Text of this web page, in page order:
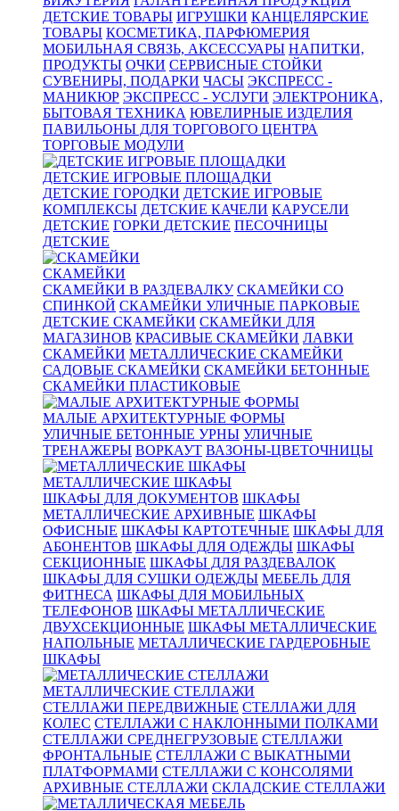
ДЕТСКИЕ ТОВАРЫ ИГРУШКИ КАНЦЕЛЯРСКИЕ
ТОВАРЫ КОСМЕТИКА, ПАРФЮМЕРИЯ
МОБИЛЬНАЯ СВЯЗЬ, АКСЕССУАРЫ НАПИТКИ,
ПРОДУКТЫ ОЧКИ СЕРВИСНЫЕ СТОЙКИ
СУВЕНИРЫ, ПОДАРКИ ЧАСЫ ЭКСПРЕСС -
МАНИКЮР ЭКСПРЕСС - УСЛУГИ ЭЛЕКТРОНИКА,
БЫТОВАЯ ТЕХНИКА ЮВЕЛИРНЫЕ ИЗДЕЛИЯ
ПАВИЛЬОНЫ ДЛЯ ТОРГОВОГО ЦЕНТРА
ТОРГОВЫЕ МОДУЛИ
ДЕТСКИЕ ИГРОВЫЕ ПЛОЩАДКИ
ДЕТСКИЕ ГОРОДКИ ДЕТСКИЕ ИГРОВЫЕ
КОМПЛЕКСЫ ДЕТСКИЕ КАЧЕЛИ КАРУСЕЛИ
ДЕТСКИЕ ГОРКИ ДЕТСКИЕ ПЕСОЧНИЦЫ
ДЕТСКИЕ
СКАМЕЙКИ
СКАМЕЙКИ В РАЗДЕВАЛКУ СКАМЕЙКИ СО
СПИНКОЙ СКАМЕЙКИ УЛИЧНЫЕ ПАРКОВЫЕ
ДЕТСКИЕ СКАМЕЙКИ СКАМЕЙКИ ДЛЯ
МАГАЗИНОВ КРАСИВЫЕ СКАМЕЙКИ ЛАВКИ
СКАМЕЙКИ МЕТАЛЛИЧЕСКИЕ СКАМЕЙКИ
САДОВЫЕ СКАМЕЙКИ СКАМЕЙКИ БЕТОННЫЕ
СКАМЕЙКИ ПЛАСТИКОВЫЕ
МАЛЫЕ АРХИТЕКТУРНЫЕ ФОРМЫ
УЛИЧНЫЕ БЕТОННЫЕ УРНЫ УЛИЧНЫЕ
ТРЕНАЖЕРЫ ВОРКАУТ ВАЗОНЫ-ЦВЕТОЧНИЦЫ
МЕТАЛЛИЧЕСКИЕ ШКАФЫ
ШКАФЫ ДЛЯ ДОКУМЕНТОВ ШКАФЫ
МЕТАЛЛИЧЕСКИЕ АРХИВНЫЕ ШКАФЫ
ОФИСНЫЕ ШКАФЫ КАРТОТЕЧНЫЕ ШКАФЫ ДЛЯ
АБОНЕНТОВ ШКАФЫ ДЛЯ ОДЕЖДЫ ШКАФЫ
СЕКЦИОННЫЕ ШКАФЫ ДЛЯ РАЗДЕВАЛОК
ШКАФЫ ДЛЯ СУШКИ ОДЕЖДЫ МЕБЕЛЬ ДЛЯ
ФИТНЕСА ШКАФЫ ДЛЯ МОБИЛЬНЫХ
ТЕЛЕФОНОВ ШКАФЫ МЕТАЛЛИЧЕСКИЕ
ДВУХСЕКЦИОННЫЕ ШКАФЫ МЕТАЛЛИЧЕСКИЕ
НАПОЛЬНЫЕ МЕТАЛЛИЧЕСКИЕ ГАРДЕРОБНЫЕ
ШКАФЫ
МЕТАЛЛИЧЕСКИЕ СТЕЛЛАЖИ
СТЕЛЛАЖИ ПЕРЕДВИЖНЫЕ СТЕЛЛАЖИ ДЛЯ
КОЛЕС СТЕЛЛАЖИ С НАКЛОННЫМИ ПОЛКАМИ
СТЕЛЛАЖИ СРЕДНЕГРУЗОВЫЕ СТЕЛЛАЖИ
ФРОНТАЛЬНЫЕ СТЕЛЛАЖИ С ВЫКАТНЫМИ
ПЛАТФОРМАМИ СТЕЛЛАЖИ С КОНСОЛЯМИ
АРХИВНЫЕ СТЕЛЛАЖИ СКЛАДСКИЕ СТЕЛЛАЖИ